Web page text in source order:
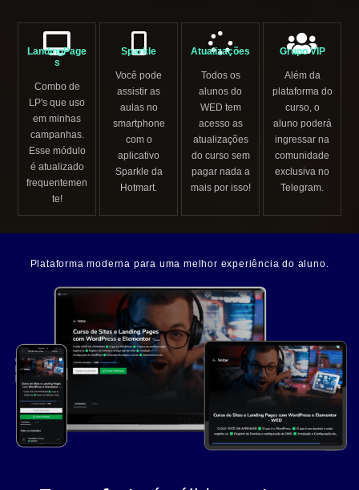
LandingPage
s
Combo de
LP's que uso
em minhas
campanhas.
Esse módulo
é atualizado
frequentemen
te!
Sparkle
Você pode
assistir as
aulas no
smartphone
com o
aplicativo
Sparkle da
Hotmart.
Atualizações
Todos os
alunos do
WED tem
acesso as
atualizações
do curso sem
pagar nada a
mais por isso!
Grupo VIP
Além da
plataforma do
curso, o
aluno poderá
ingressar na
comunidade
exclusiva no
Telegram.
Plataforma moderna para uma melhor experiência do aluno.